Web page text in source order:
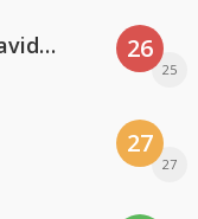
Clean Bandit, Anne-Marie & David Guetta 26
25
27
27